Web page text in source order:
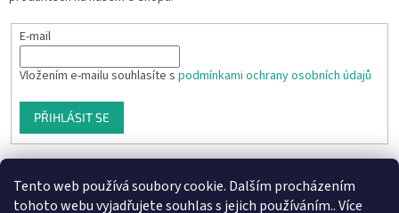
Tento web používá soubory cookie. Dalším procházením
tohoto webu vyjadřujete souhlas s jejich používáním.. Více
E-mail
Vložením e-mailu souhlasíte s podmínkami ochrany osobních údajů
PŘIHLÁSIT SE